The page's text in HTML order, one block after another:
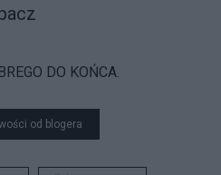
DO KOŃCA.
od blogera